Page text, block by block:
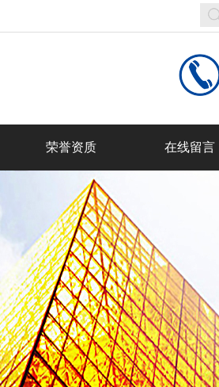
荣誉资质 在线留言